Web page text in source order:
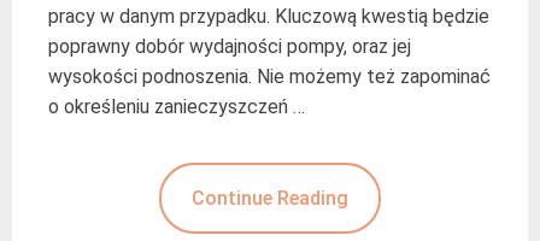
pracy w danym przypadku. Kluczową kwestią będzie
poprawny dobór wydajności pompy, oraz jej
wysokości podnoszenia. Nie możemy też zapominać
o określeniu zanieczyszczeń …
Continue Reading